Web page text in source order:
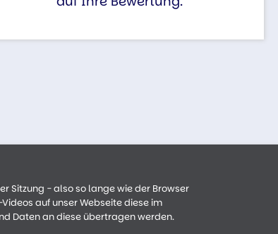
Sitzung - also so lange wie der Browser
auf unser Webseite diese im
Daten an diese übertragen werden.